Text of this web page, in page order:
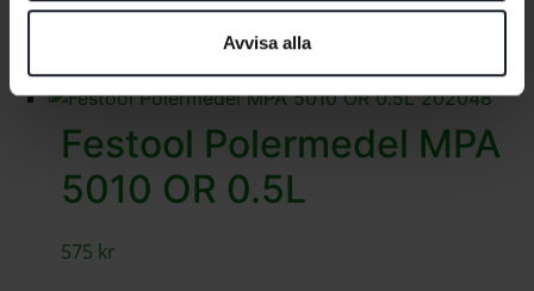
Avvisa alla
Festool Polermedel MPA
5010 OR 0.5L
575 kr